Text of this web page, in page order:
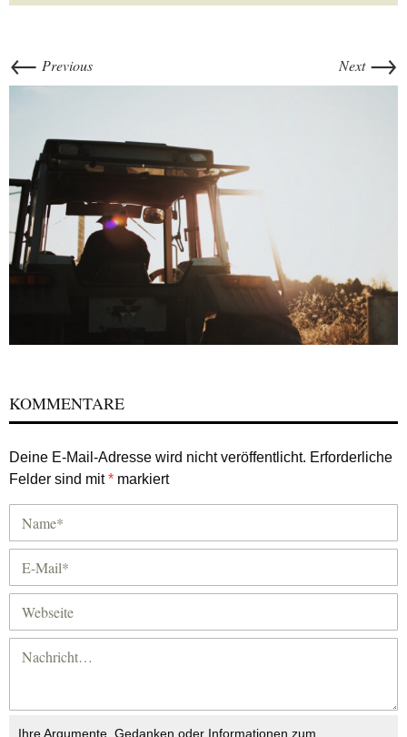
← Previous Next →
KOMMENTARE
Deine E-Mail-Adresse wird nicht veröffentlicht. Erforderliche
Felder sind mit* markiert
Ihre Argumente, Gedanken oder Informationen zum